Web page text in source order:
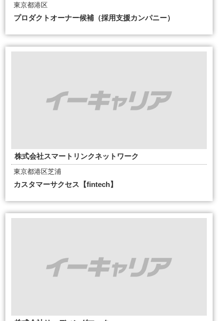
東京都港区
プロダクトオーナー候補（採用支援カンパニー）
株式会社スマートリンクネットワーク
東京都港区芝浦
カスタマーサクセス【fintech】